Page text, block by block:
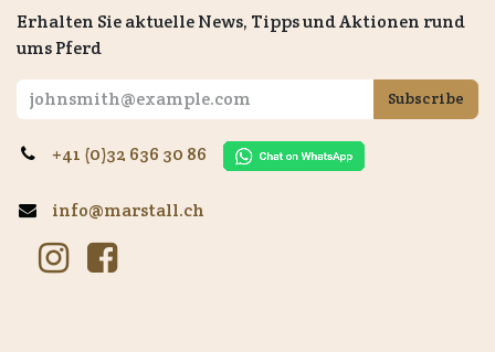
Erhalten Sie aktuelle News, Tipps und Aktionen rund
ums Pferd
Subscribe
+41 (0)32 636 30 86
info@marstall.ch